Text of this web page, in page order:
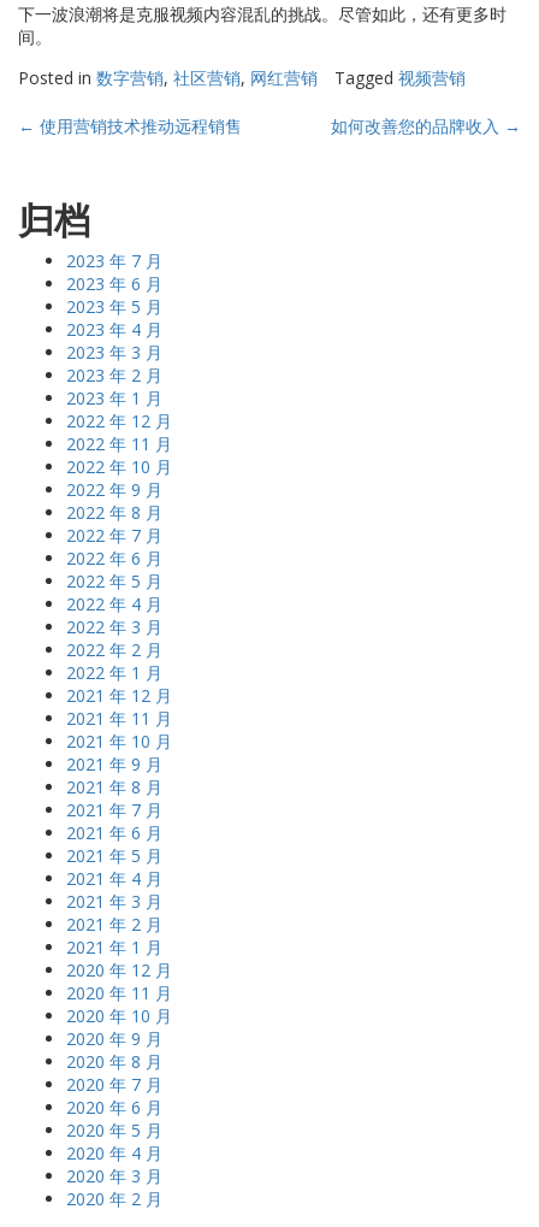
下一波浪潮将是克服视频内容混乱的挑战。尽管如此，还有更多时
间。
Posted in 数字营销, 社区营销, 网红营销 Tagged 视频营销
Post
← 使用营销技术推动远程销售 如何改善您的品牌收入 →
归档
2023 年 7 月
2023 年 6 月
2023 年 5 月
2023 年 4 月
2023 年 3 月
2023 年 2 月
2023 年 1 月
2022 年 12 月
2022 年 11 月
2022 年 10 月
2022 年 9 月
2022 年 8 月
2022 年 7 月
2022 年 6 月
2022 年 5 月
2022 年 4 月
2022 年 3 月
2022 年 2 月
2022 年 1 月
2021 年 12 月
2021 年 11 月
2021 年 10 月
2021 年 9 月
2021 年 8 月
2021 年 7 月
2021 年 6 月
2021 年 5 月
2021 年 4 月
2021 年 3 月
2021 年 2 月
2021 年 1 月
2020 年 12 月
2020 年 11 月
2020 年 10 月
2020 年 9 月
2020 年 8 月
2020 年 7 月
2020 年 6 月
2020 年 5 月
2020 年 4 月
2020 年 3 月
2020 年 2 月